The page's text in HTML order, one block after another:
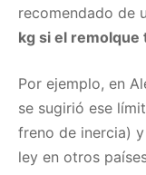
recomendado de
kg si el
Por ejemplo, en
se sugirió ese
freno de inercia)
ley en otros